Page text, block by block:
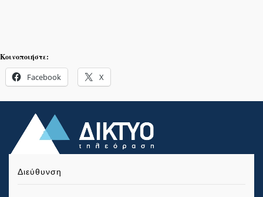
Κοινοποιήστε:
Facebook X
Διεύθυνση